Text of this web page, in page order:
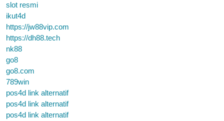
slot resmi
ikut4d
https://jw88vip.com
https://dh88.tech
nk88
go8
go8.com
789win
pos4d link alternatif
pos4d link alternatif
pos4d link alternatif